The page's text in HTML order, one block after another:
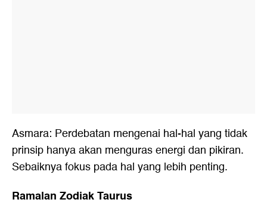
Asmara: Perdebatan mengenai hal-hal yang tidak
prinsip hanya akan menguras energi dan pikiran.
Sebaiknya fokus pada hal yang lebih penting.
Ramalan Zodiak Taurus